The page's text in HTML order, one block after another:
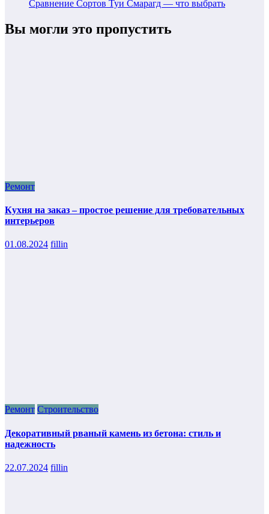
Сравнение Сортов Туи Смарагд — что выбрать
Вы могли это пропустить
Ремонт
Кухня на заказ – простое решение для требовательных
интерьеров
01.08.2024 fillin
Ремонт Строительство
Декоративный рваный камень из бетона: стиль и
надежность
22.07.2024 fillin